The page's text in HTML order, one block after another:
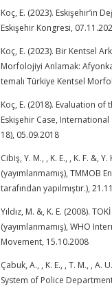
Koç, E. (2023). Eskişehir’in
Eskişehir Kongresi,
Koç, E. (2023). Bir Kentsel
Morfolojiyi Anlamak:
temalı Türkiye Kentsel
Koç, E. (2018). Evaluation
Eskişehir Case,
18), 05.09.2018
Cibiş, Y. M., , K. E., , K. F. &, Y.
(yayımlanmamış), TMMOB
tarafından yapılmıştır.),
Yıldız, M. &, K. E. (2008).
(yayımlanmamış), WHO
Movement, 15.10.2008
Çabuk, A., , K. E., , T. M., ,
System of Police